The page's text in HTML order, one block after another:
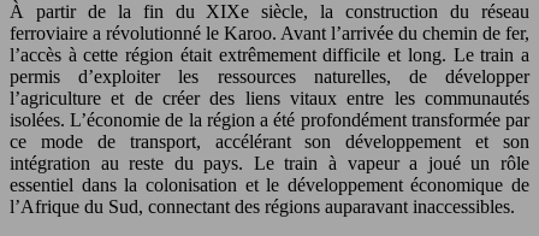
À partir de la fin du XIXe siècle, la construction du réseau
ferroviaire a révolutionné le Karoo. Avant l’arrivée du chemin de fer,
l’accès à cette région était extrêmement difficile et long. Le train a
permis d’exploiter les ressources naturelles, de développer
l’agriculture et de créer des liens vitaux entre les communautés
isolées. L’économie de la région a été profondément transformée par
ce mode de transport, accélérant son développement et son
intégration au reste du pays. Le train à vapeur a joué un rôle
essentiel dans la colonisation et le développement économique de
l’Afrique du Sud, connectant des régions auparavant inaccessibles.